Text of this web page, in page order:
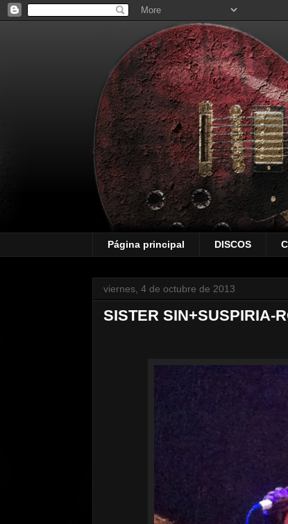
Página principal DISCOS
viernes, 4 de octubre de 2013
SISTER SIN+SUSPIRIA-